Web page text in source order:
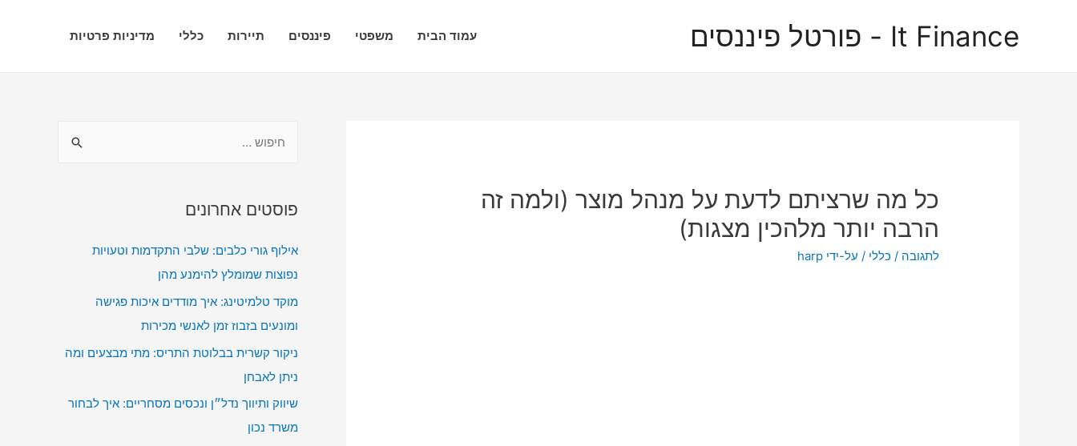
It Finance - פורטל פיננסים עמוד הבית משפטי פיננסים תיירות כללי מדיניות פרטיות
כל מה שרציתם לדעת על מנהל מוצר (ולמה זה
הרבה יותר מלהכין מצגות)
לתגובה / כללי / על-ידי harp
ו
:
פוסטים אחרונים
אילוף גורי כלבים: שלבי התקדמות וטעויות
נפוצות שמומלץ להימנע מהן
מוקד טלמיטינג: איך מודדים איכות פגישה
ומונעים בזבוז זמן לאנשי מכירות
ניקור קשרית בבלוטת התריס: מתי מבצעים ומה
ניתן לאבחן
שיווק ותיווך נדל״ן ונכסים מסחריים: איך לבחור
משרד נכון